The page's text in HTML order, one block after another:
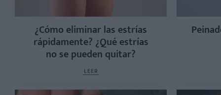
¿Cómo eliminar las estrías
rápidamente? ¿Qué estrías
no se pueden quitar?
LEER